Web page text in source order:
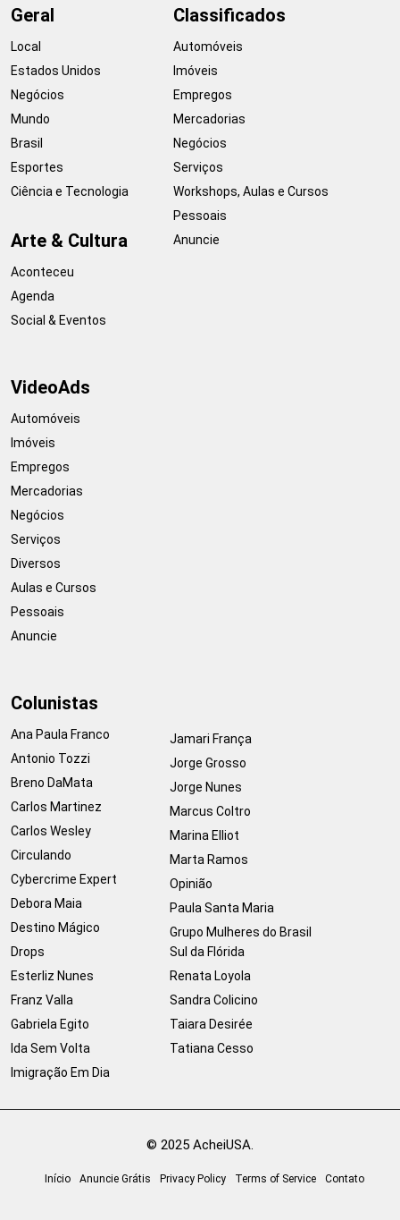
Geral
Local
Estados Unidos
Negócios
Mundo
Brasil
Esportes
Ciência e Tecnologia
Arte & Cultura
Aconteceu
Agenda
Social & Eventos
Classificados
Automóveis
Imóveis
Empregos
Mercadorias
Negócios
Serviços
Workshops, Aulas e Cursos
Pessoais
Anuncie
VideoAds
Automóveis
Imóveis
Empregos
Mercadorias
Negócios
Serviços
Diversos
Aulas e Cursos
Pessoais
Anuncie
Colunistas
Ana Paula Franco
Antonio Tozzi
Breno DaMata
Carlos Martinez
Carlos Wesley
Circulando
Cybercrime Expert
Debora Maia
Destino Mágico
Drops
Esterliz Nunes
Franz Valla
Gabriela Egito
Ida Sem Volta
Imigração Em Dia
Jamari França
Jorge Grosso
Jorge Nunes
Marcus Coltro
Marina Elliot
Marta Ramos
Opinião
Paula Santa Maria
Grupo Mulheres do Brasil
Sul da Flórida
Renata Loyola
Sandra Colicino
Taiara Desirée
Tatiana Cesso
© 2025 AcheiUSA.
Início Anuncie Grátis Privacy Policy Terms of Service Contato